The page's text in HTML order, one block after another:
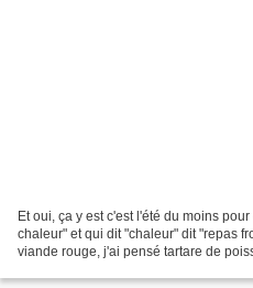
Et oui, ça y est c'est l'été du moins
chaleur" et qui dit "chaleur" dit "repas
viande rouge, j'ai pensé tartare de